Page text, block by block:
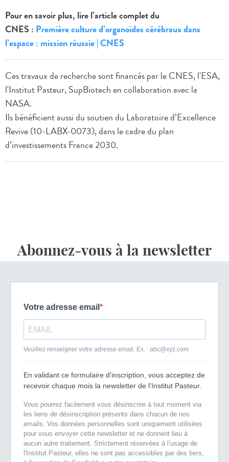
Pour en savoir plus, lire l’article complet du
CNES : Première culture d’organoïdes cérébraux dans
l’espace : mission réussie | CNES
Ces travaux de recherche sont financés par le CNES, l'ESA,
l'Institut Pasteur, SupBiotech en collaboration avec la
NASA.
Ils bénéficient aussi du soutien du Laboratoire d’Excellence
Revive (10-LABX-0073), dans le cadre du plan
d’investissements France 2030.
Abonnez-vous à la newsletter